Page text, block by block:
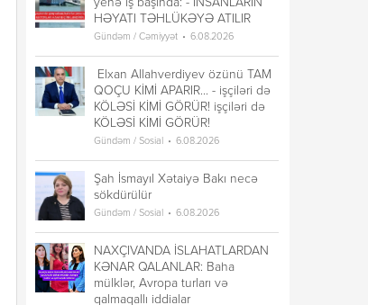
yenə iş başında: - İNSANLARIN
HƏYATI TƏHLÜKƏYƏ ATILIR
Gündəm / Cəmiyyət 6.08.2026
Elxan Allahverdiyev özünü TAM
QOÇU KİMİ APARIR... - işçiləri də
KÖLƏSİ KİMİ GÖRÜR! işçiləri də
KÖLƏSİ KİMİ GÖRÜR!
Gündəm / Sosial 6.08.2026
Şah İsmayıl Xətaiyə Bakı necə
sökdürülür
Gündəm / Sosial 6.08.2026
NAXÇIVANDA İSLAHATLARDAN
KƏNAR QALANLAR: Baha
mülklər, Avropa turları və
qalmaqallı iddialar